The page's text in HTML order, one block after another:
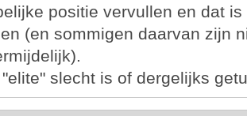
positie vervullen en dat
(en sommigen daarvan zijn
slecht is of dergelijks